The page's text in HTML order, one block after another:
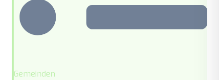
Gemeinden